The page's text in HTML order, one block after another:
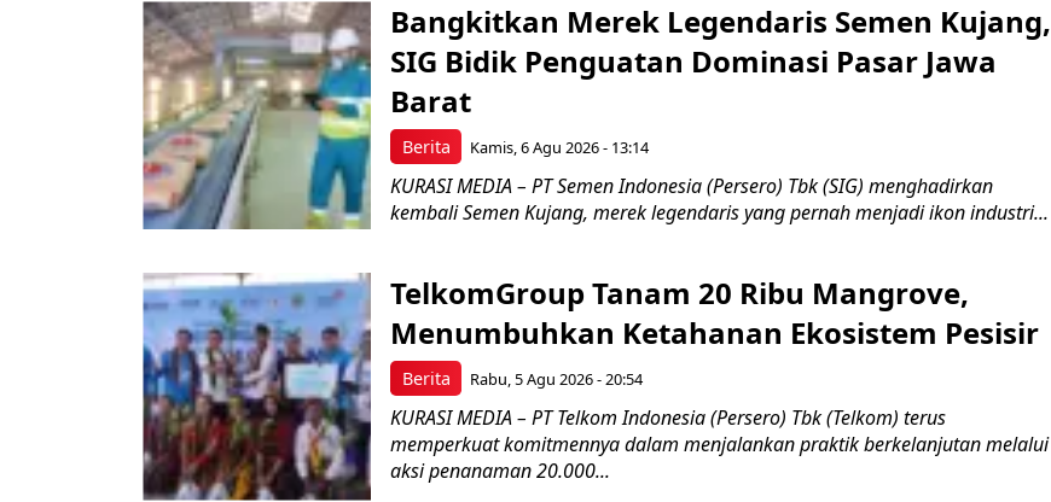
Berita
Bangkitkan Merek Legendaris Semen Kujang,
SIG Bidik Penguatan Dominasi Pasar Jawa
Barat
Kamis, 6 Agu 2026 - 13:14
KURASI MEDIA – PT Semen Indonesia (Persero) Tbk (SIG) menghadirkan
kembali Semen Kujang, merek legendaris yang pernah menjadi ikon industri...
Berita
TelkomGroup Tanam 20 Ribu Mangrove,
Menumbuhkan Ketahanan Ekosistem Pesisir
Rabu, 5 Agu 2026 - 20:54
KURASI MEDIA – PT Telkom Indonesia (Persero) Tbk (Telkom) terus
memperkuat komitmennya dalam menjalankan praktik berkelanjutan melalui
aksi penanaman 20.000...